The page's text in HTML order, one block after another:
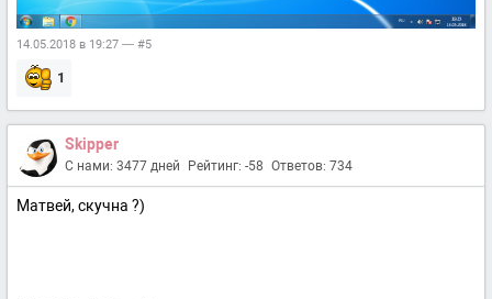
14.05.2018 в 19:27 — #5
1
Skipper
С нами: 3477 дней Рейтинг: -58 Ответов: 734
Матвей, скучна ?)